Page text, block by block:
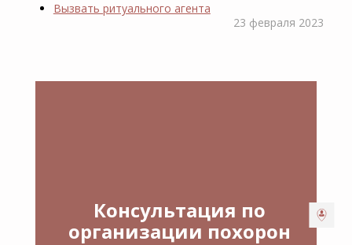
Вызвать ритуального агента
23 февраля 2023
Консультация по
организации похорон